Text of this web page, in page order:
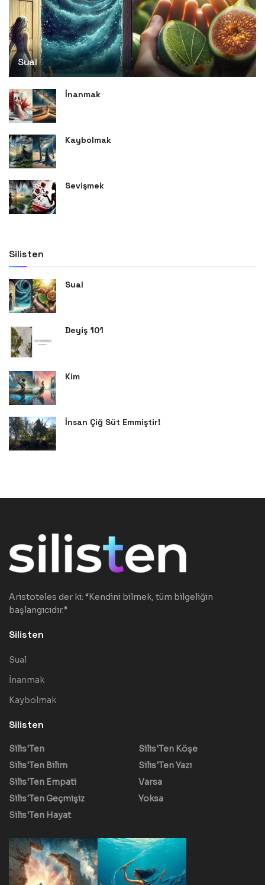
Sual
İnanmak
Kaybolmak
Sevişmek
Silisten
Sual
Deyiş 101
Kim
İnsan Çiğ Süt Emmiştir!
Aristoteles der ki: “Kendini bilmek, tüm bilgeliğin
başlangıcıdır.”
Silisten
Sual
İnanmak
Kaybolmak
Silisten
Silis'Ten
Silis'Ten Bilim
Silis'Ten Empati
Silis'Ten Geçmişiz
Silis'Ten Hayat
Silis'Ten Köşe
Silis'Ten Yazı
Varsa
Yoksa